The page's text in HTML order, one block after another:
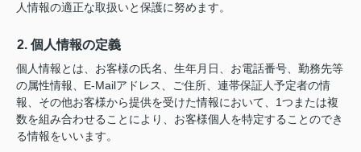
人情報の適正な取扱いと保護に努めます。
2. 個人情報の定義
個人情報とは、お客様の氏名、生年月日、お電話番号、勤務先等
の属性情報、E-Mailアドレス、ご住所、連帯保証人予定者の情
報、その他お客様から提供を受けた情報において、1つまたは複
数を組み合わせることにより、お客様個人を特定することのでき
る情報をいいます。